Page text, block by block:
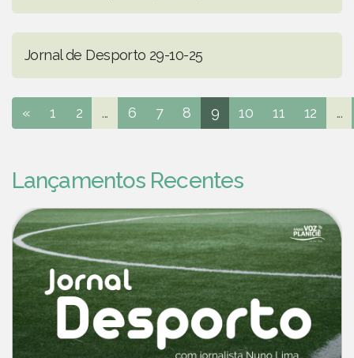
Jornal de Desporto 29-10-25
« 1 2 ... 6 7 8 9 10 11 12 ...
Lançamentos Recentes